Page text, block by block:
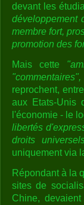
devant les
développement
membre fort,
promotion des
Mais cette
"commentaires",
reprochent,
aux Etats-Unis
l'économie - le
libertés
droits
uniquement via
Répondant à la
sites de
Chine,